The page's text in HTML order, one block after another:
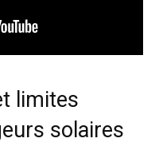
limites
solaires